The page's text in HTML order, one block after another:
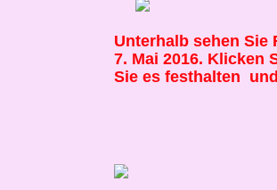
Unterhalb sehen
7. Mai 2016. Klicken
Sie es festhalten